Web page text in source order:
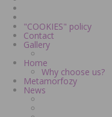
"COOKIES" policy
Contact
Gallery
Home
Why choose us?
Metamorfozy
News